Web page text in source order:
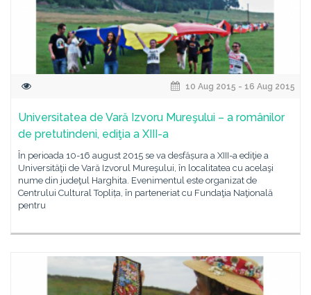
10 Aug 2015 - 16 Aug 2015
Universitatea de Vară Izvoru Mureşului – a românilor
de pretutindeni, ediţia a XIII-a
În perioada 10-16 august 2015 se va desfășura a XIII-a ediţie a
Universităţii de Vară Izvorul Mureşului, în localitatea cu acelaşi
nume din judeţul Harghita. Evenimentul este organizat de
Centrului Cultural Toplița, în parteneriat cu Fundaţia Naţională
pentru